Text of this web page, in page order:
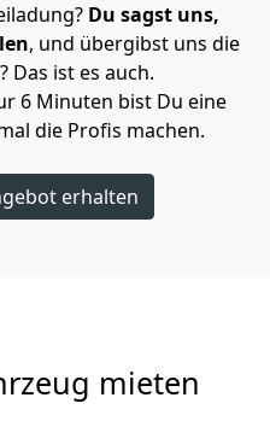
Du sagst uns,
, und übergibst uns die
Das ist es auch.
6 Minuten bist Du eine
die Profis machen.
erhalten
mieten